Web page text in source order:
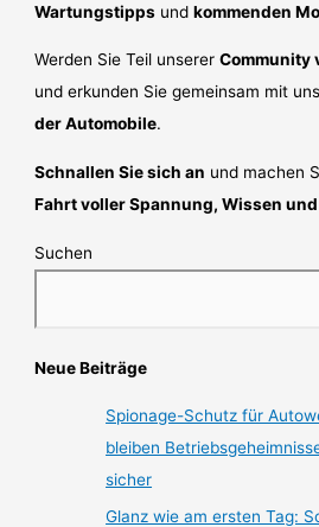
Wartungstipps undkommenden
Werden Sie Teil unsererCommunity
und erkunden Sie gemeinsam mit
der Automobile.
Schnallen Sie sich an und machen
Fahrt voller Spannung, Wissen
Suchen
Neue Beiträge
Spionage-Schutz für
bleiben
sicher
Glanz wie am ersten Tag: